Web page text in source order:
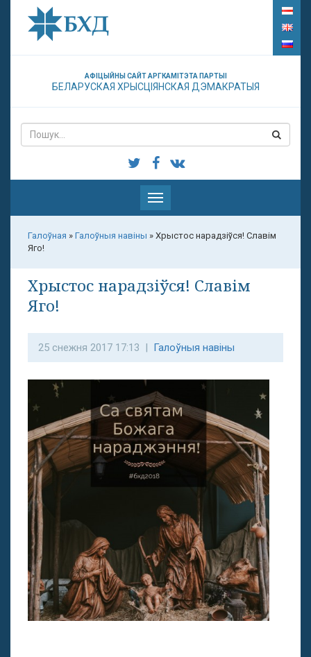
АФІЦЫЙНЫ САЙТ АРГКАМІТЭТА ПАРТЫІ
БЕЛАРУСКАЯ ХРЫСЦІЯНСКАЯ ДЭМАКРАТЫЯ
Паказаць
меню
Галоўная » Галоўныя навіны » Хрыстос нарадзіўся! Славім
Яго!
Хрыстос нарадзіўся! Славім
Яго!
25 снежня 2017 17:13 | Галоўныя навіны